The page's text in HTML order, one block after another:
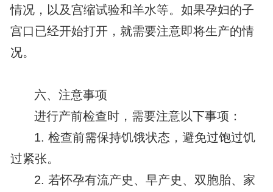
情况，以及宫缩试验和羊水等。如果孕妇的子
宫口已经开始打开，就需要注意即将生产的情
况。
六、注意事项
进行产前检查时，需要注意以下事项：
1. 检查前需保持饥饿状态，避免过饱过饥
过紧张。
2. 若怀孕有流产史、早产史、双胞胎、家